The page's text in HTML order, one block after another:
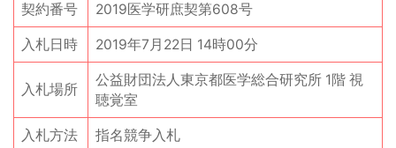
契約番号 2019医学研庶契第608号
入札日時 2019年7月22日 14時00分
入札場所
公益財団法人東京都医学総合研究所 1階 視
聴覚室
入札方法 指名競争入札